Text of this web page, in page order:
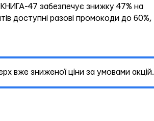
47 забезпечує знижку 47% на
доступні разові промокоди до 60%,
вже зниженої ціни за умовами акцій.